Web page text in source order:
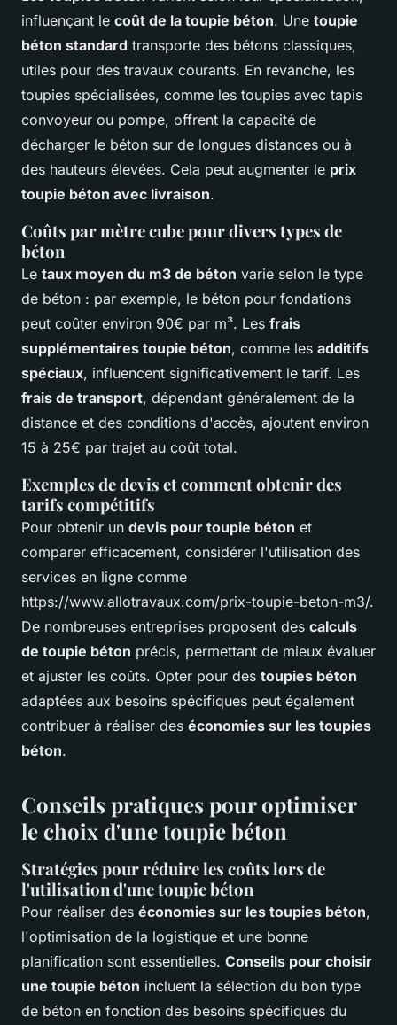
influençant le coût de la toupie béton. Une toupie
béton standard transporte des bétons classiques,
utiles pour des travaux courants. En revanche, les
toupies spécialisées, comme les toupies avec tapis
convoyeur ou pompe, offrent la capacité de
décharger le béton sur de longues distances ou à
des hauteurs élevées. Cela peut augmenter le prix
toupie béton avec livraison.
Coûts par mètre cube pour divers types de
béton
Le taux moyen du m3 de béton varie selon le type
de béton : par exemple, le béton pour fondations
peut coûter environ 90€ par m³. Les frais
supplémentaires toupie béton, comme les additifs
spéciaux, influencent significativement le tarif. Les
frais de transport, dépendant généralement de la
distance et des conditions d'accès, ajoutent environ
15 à 25€ par trajet au coût total.
Exemples de devis et comment obtenir des
tarifs compétitifs
Pour obtenir un devis pour toupie béton et
comparer efficacement, considérer l'utilisation des
services en ligne comme
https://www.allotravaux.com/prix-toupie-beton-m3/.
De nombreuses entreprises proposent des calculs
de toupie béton précis, permettant de mieux évaluer
et ajuster les coûts. Opter pour des toupies béton
adaptées aux besoins spécifiques peut également
contribuer à réaliser des économies sur les toupies
béton.
Conseils pratiques pour optimiser
le choix d'une toupie béton
Stratégies pour réduire les coûts lors de
l'utilisation d'une toupie béton
Pour réaliser des économies sur les toupies béton,
l'optimisation de la logistique et une bonne
planification sont essentielles. Conseils pour choisir
une toupie béton incluent la sélection du bon type
de béton en fonction des besoins spécifiques du